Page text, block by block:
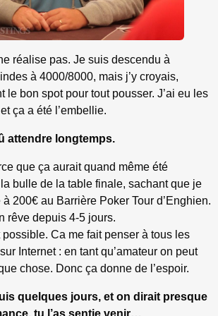
réalise pas. Je suis descendu à
à 4000/8000, mais j’y croyais,
le bon spot pour tout pousser. J’ai eu les
ça a été l’embellie.
attendre longtemps.
que ça aurait quand même été
bulle de la table finale, sachant que je
200€ au Barrière Poker Tour d’Enghien.
rêve depuis 4-5 jours.
possible. Ca me fait penser à tous les
Internet : en tant qu’amateur on peut
chose. Donc ça donne de l’espoir.
quelques jours, et on dirait presque